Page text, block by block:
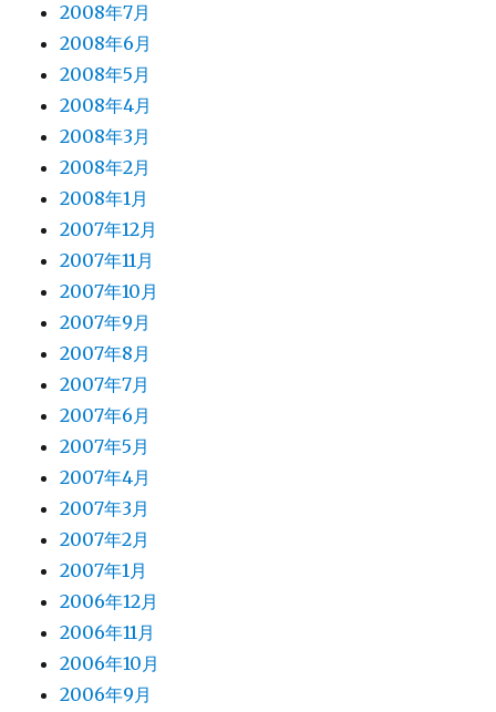
2008年7月
2008年6月
2008年5月
2008年4月
2008年3月
2008年2月
2008年1月
2007年12月
2007年11月
2007年10月
2007年9月
2007年8月
2007年7月
2007年6月
2007年5月
2007年4月
2007年3月
2007年2月
2007年1月
2006年12月
2006年11月
2006年10月
2006年9月